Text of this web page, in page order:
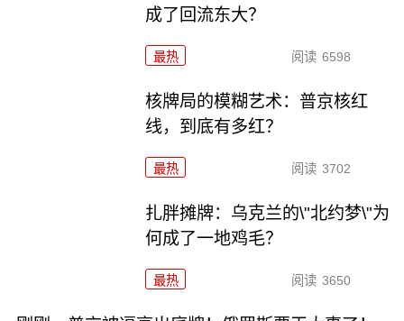
成了回流东大？
最热 阅读 6598
核牌局的模糊艺术：普京核红
线，到底有多红？
最热 阅读 3702
扎胖摊牌：乌克兰的\"北约梦\"为
何成了一地鸡毛？
最热 阅读 3650